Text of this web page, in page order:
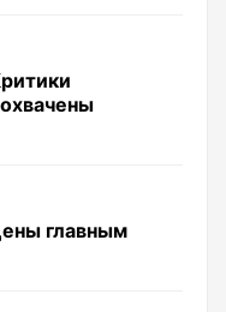
главным